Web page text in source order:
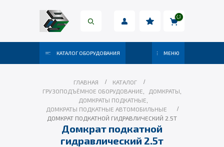
КАТАЛОГ ОБОРУДОВАНИЯ МЕНЮ
ГЛАВНАЯ
КАТАЛОГ
ГРУЗОПОДЪЁМНОЕ ОБОРУДОВАНИЕ
ДОМКРАТЫ
ДОМКРАТЫ ПОДКАТНЫЕ
ДОМКРАТЫ ПОДКАТНЫЕ АВТОМОБИЛЬНЫЕ
ДОМКРАТ ПОДКАТНОЙ ГИДРАВЛИЧЕСКИЙ 2.5Т
Домкрат подкатной
гидравлический 2.5т